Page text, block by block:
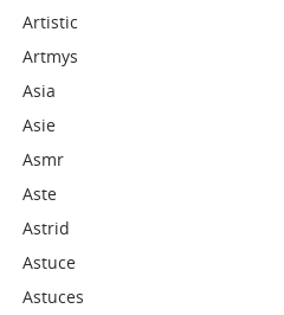
Artistic
Artmys
Asia
Asie
Asmr
Aste
Astrid
Astuce
Astuces